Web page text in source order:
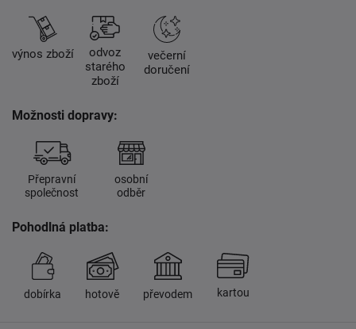
výnos zboží
odvoz
starého
zboží
večerní
doručení
Možnosti dopravy:
Přepravní
společnost
osobní
odběr
Pohodlná platba:
dobírka hotově převodem kartou